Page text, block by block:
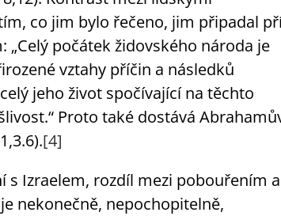
co jim bylo řečeno, jim připadal
počátek židovského národa je
vztahy příčin a následků
jeho život spočívající na těchto
Proto také dostává
[4]
s Izraelem, rozdíl mezi pobouřením a
nekonečně, nepochopitelně,